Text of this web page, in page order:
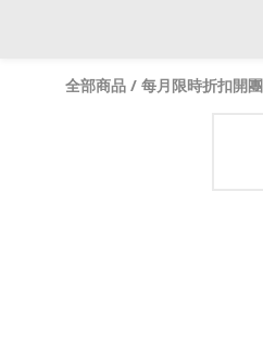
全部商品 / 每月限時折扣開